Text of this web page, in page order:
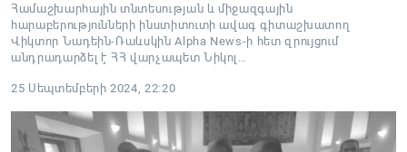
Համաշխարհային տնտեսության և միջազգային
հարաբերությունների ինստիտուտի ավագ գիտաշխատող
Վիկտոր Նադեին-Ռաևսկին Alpha News-ի հետ զրույցում
անդրադարձել է ՀՀ վարչապետ Նիկոլ…
25 Սեպտեմբերի 2024, 22:20